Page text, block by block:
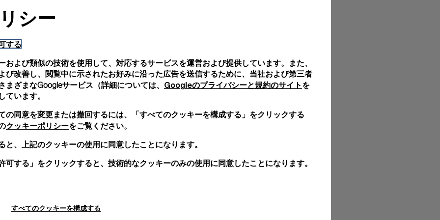
画像は参考写真であり、色やサイズは実際の商品と正確に一致しない場合がございます。
シー
する
および類似の技術を使用して、対応するサービスを運営および提供しています。また、
び改善し、閲覧中に示されたお好みに沿った広告を送信するために、当社および第三者
ざまなGoogleサービス（詳細については、 Googleのプライバシーと規約のサイト を
ています。
の同意を変更または撤回するには、「すべてのクッキーを構成する」をクリックする
クッキーポリシーをご覧ください。
と、上記のクッキーの使用に同意したことになります。
可する」をクリックすると、技術的なクッキーのみの使用に同意したことになります。
すべてのクッキーを構成する